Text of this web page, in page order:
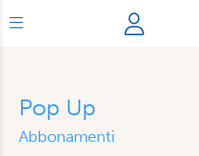
Pop Up
Abbonamenti